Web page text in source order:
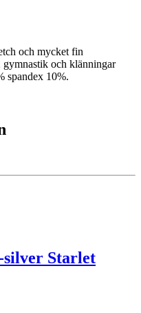
och mycket fin
och klänningar
spandex 10%.
Starlet